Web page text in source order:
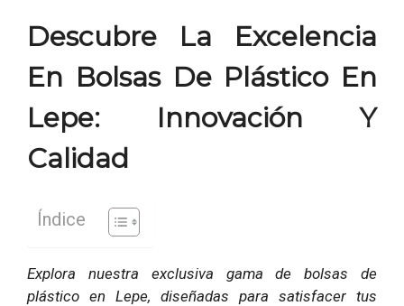
Descubre La Excelencia
En Bolsas De Plástico En
Lepe: Innovación Y
Calidad
Índice
Explora nuestra exclusiva gama de bolsas de
plástico en Lepe, diseñadas para satisfacer tus